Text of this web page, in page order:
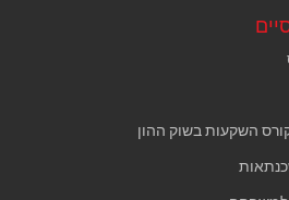
השקעות בשוק ההון